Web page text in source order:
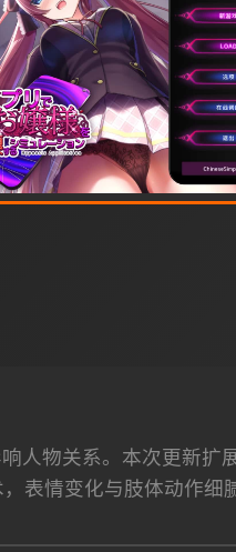
人物关系。本次更新扩
表情变化与肢体动作细